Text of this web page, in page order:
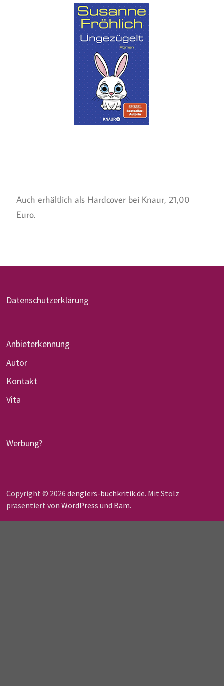
Auch erhältlich als Hardcover bei Knaur, 21,00
Euro.
Datenschutzerklärung
Anbieterkennung
Autor
Kontakt
Vita
Werbung?
Copyright © 2026 denglers-buchkritik.de. Mit Stolz
präsentiert von WordPress und Bam.